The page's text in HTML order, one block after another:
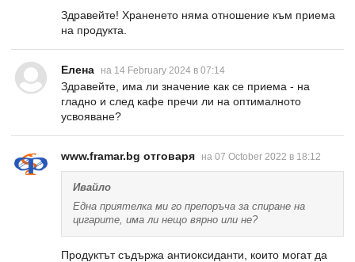
Здравейте! Храненето няма отношение към приема
на продукта.
Елена на 14 February 2024 в 07:14
Здравейте, има ли значение как се приема - на
гладно и след кафе пречи ли на оптималното
усвояване?
www.framar.bg отговаря на 07 October 2022 в 18:12
Ивайло
Една приятелка ми го препоръча за спиране на
цигарите, има ли нещо вярно или не?
Продуктът съдържа антиоксиданти, които могат да